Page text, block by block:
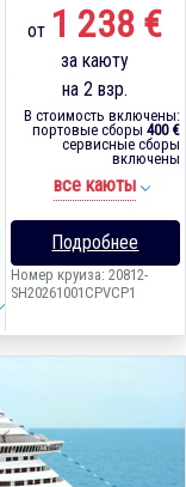
от 1 238 €
за каюту
на 2 взр.
В стоимость включены:
портовые сборы 400 €
сервисные сборы
включены
все каюты
Подробнее
Номер круиза: 20812-
SH20261001CPVCP1